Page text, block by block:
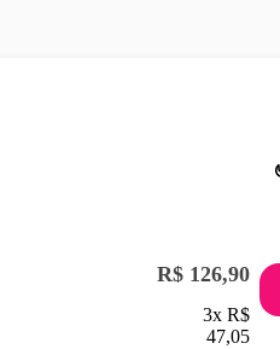
R$ 126,90
3x R$
47,05